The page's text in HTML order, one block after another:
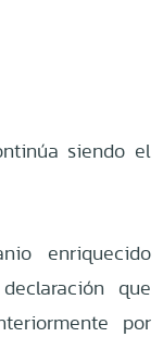
siendo el
enriquecido
que
por